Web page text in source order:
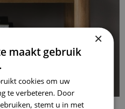
×
maakt gebruik
cookies om uw
te verbeteren. Door
stemt u in met